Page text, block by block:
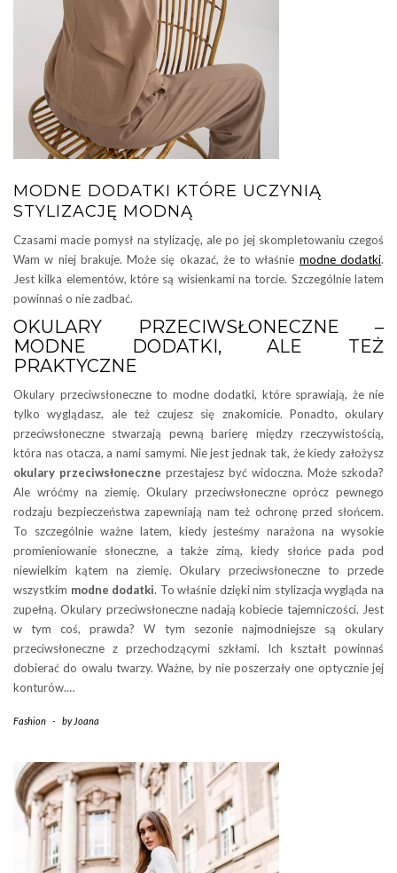
MODNE DODATKI KTÓRE UCZYNIĄ
STYLIZACJĘ MODNĄ
Czasami macie pomysł na stylizację, ale po jej skompletowaniu czegoś
Wam w niej brakuje. Może się okazać, że to właśnie modne dodatki.
Jest kilka elementów, które są wisienkami na torcie. Szczególnie latem
powinnaś o nie zadbać.
OKULARY PRZECIWSŁONECZNE –
MODNE DODATKI, ALE TEŻ
PRAKTYCZNE
Okulary przeciwsłoneczne to modne dodatki, które sprawiają, że nie
tylko wyglądasz, ale też czujesz się znakomicie. Ponadto, okulary
przeciwsłoneczne stwarzają pewną barierę między rzeczywistością,
która nas otacza, a nami samymi. Nie jest jednak tak, że kiedy założysz
okulary przeciwsłoneczne przestajesz być widoczna. Może szkoda?
Ale wróćmy na ziemię. Okulary przeciwsłoneczne oprócz pewnego
rodzaju bezpieczeństwa zapewniają nam też ochronę przed słońcem.
To szczególnie ważne latem, kiedy jesteśmy narażona na wysokie
promieniowanie słoneczne, a także zimą, kiedy słońce pada pod
niewielkim kątem na ziemię. Okulary przeciwsłoneczne to przede
wszystkim modne dodatki. To właśnie dzięki nim stylizacja wygląda na
zupełną. Okulary przeciwsłoneczne nadają kobiecie tajemniczości. Jest
w tym coś, prawda? W tym sezonie najmodniejsze są okulary
przeciwsłoneczne z przechodzącymi szkłami. Ich kształt powinnaś
dobierać do owalu twarzy. Ważne, by nie poszerzały one optycznie jej
konturów.…
Fashion - by Joana